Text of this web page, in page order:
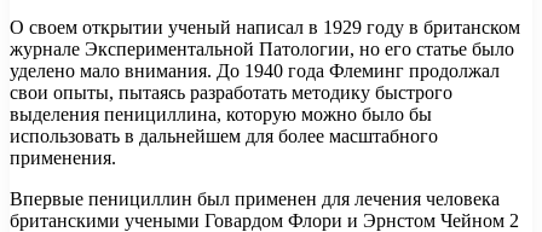
О своем открытии ученый написал в 1929 году в британском
журнале Экспериментальной Патологии, но его статье было
уделено мало внимания. До 1940 года Флеминг продолжал
свои опыты, пытаясь разработать методику быстрого
выделения пенициллина, которую можно было бы
использовать в дальнейшем для более масштабного
применения.
Впервые пенициллин был применен для лечения человека
британскими учеными Говардом Флори и Эрнстом Чейном 2